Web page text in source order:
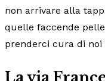
non arrivare alla
quelle faccende
prenderci cura di noi
La via